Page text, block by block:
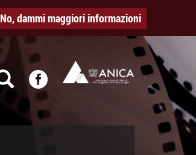
No, dammi maggiori informazioni